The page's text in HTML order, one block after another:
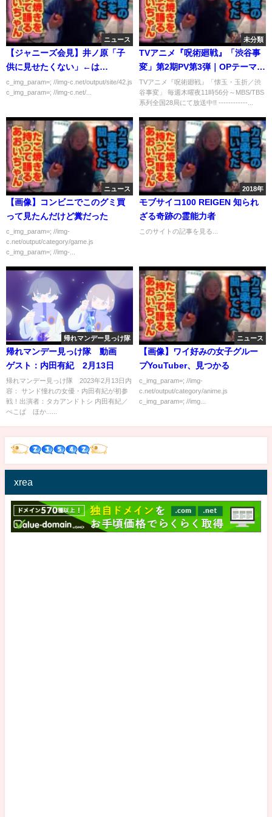
ニュース
【ジャニーズ会見】井ノ原「子
供に見せたくない」←は
ぁ？？？？？
c_img_param=; //img-c.net/output/site/42.js
c_img_param=; //img-c.net/...
未分類
TVアニメ『呪術廻戦』「渋谷事
変」第2期PV第3弾｜OPテーマ：
King Gnu「SPECIALZ」｜毎週
木曜夜11時56分～MBS/TBS系列
全国28局にて放送中!!
TVアニメ『呪術廻戦』「懐玉・玉折／渋
谷事変」 毎週木曜夜11時56分～MBS/TBS
系列全国28局にて放送中!! ------------...
ニュース
【画像】コンビニでこのグミ買
って見たんだけど糞だった
c_img_param=; //img-
c.net/output/category/game.js
c_img_param=; //img-...
2018年
モブサイコ100 REIGEN 知られ
ざる奇跡の霊能力者
このサイトの記事を見る...
帰れマンデー見っけ隊
帰れマンデー見っけ隊 動画
ゲスト：内田有紀 2月13日
帰れマンデー見っけ隊 2023年2月13日内
容： サンド憧れの女優・内田有紀が初参
戦！出演者：タカアンドトシ 内田有紀／
ぺこぱ ほか......
ニュース
【画像】ワイ好みの女子グルー
プYouTuber、見つかる
c_img_param=; //img-
c.net/output/category/anime.js
c_img_param=; //img...
xrea